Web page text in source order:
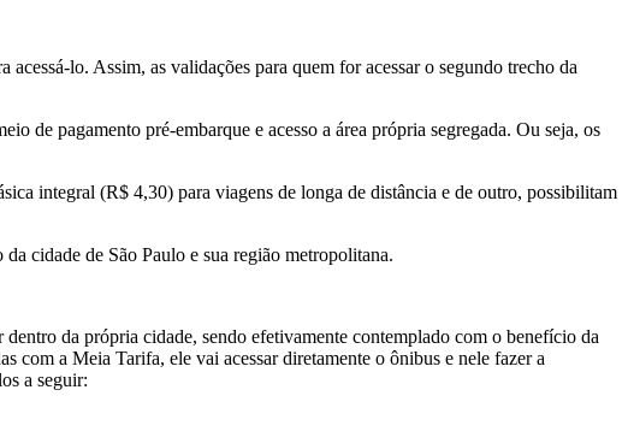
lo. Assim, as validações para quem for acessar o segundo trecho da
de pagamento pré-embarque e acesso a área própria segregada. Ou seja, os
integral (R$ 4,30) para viagens de longa de distância e de outro, possibilitam
cidade de São Paulo e sua região metropolitana.
da própria cidade, sendo efetivamente contemplado com o benefício da
com a Meia Tarifa, ele vai acessar diretamente o ônibus e nele fazer a
a seguir: